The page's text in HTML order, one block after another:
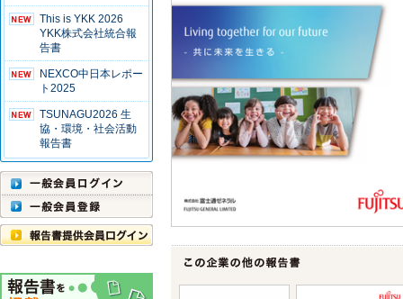
This is YKK 2026
YKK株式会社統合報
告書
NEXCO中日本レポー
ト2025
TSUNAGU2026 生
協・環境・社会活動
報告書